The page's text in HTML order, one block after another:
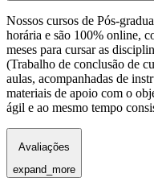
Nossos cursos de Pós-
horária e são 100% online,
meses para cursar as
(Trabalho de conclusão de
aulas, acompanhadas de
materiais de apoio com o
ágil e ao mesmo tempo
Avaliações
expand_more